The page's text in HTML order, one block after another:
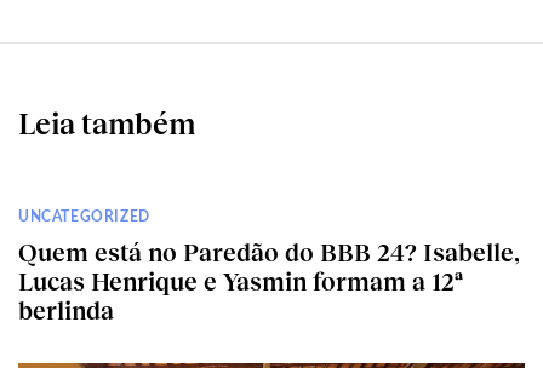
Leia também
UNCATEGORIZED
Quem está no Paredão do BBB 24? Isabelle,
Lucas Henrique e Yasmin formam a 12ª
berlinda